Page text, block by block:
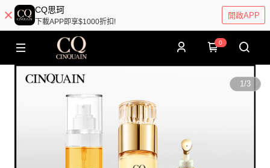
CQ思珂
下載APP即享$1000折扣!
開啟APP
0
1/3